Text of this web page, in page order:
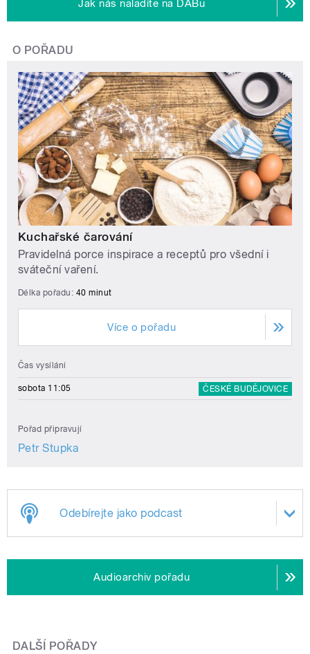
Jak nás naladíte na DABu
O POŘADU
Kuchařské čarování
Pravidelná porce inspirace a receptů pro všední i
sváteční vaření.
Délka pořadu: 40 minut
Více o pořadu
Čas vysílání
sobota 11:05 ČESKÉ BUDĚJOVICE
Pořad připravují
Petr Stupka
Odebírejte jako podcast
Audioarchiv pořadu
DALŠÍ POŘADY